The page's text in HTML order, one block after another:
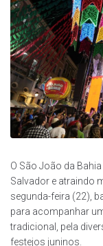
O São João da
Salvador e atraindo
segunda-feira (22),
para acompanhar
tradicional, pela
festejos juninos.